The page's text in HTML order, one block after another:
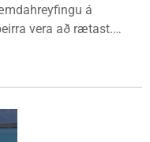
á
vera að rætast.
og hóf
það vera virkilega